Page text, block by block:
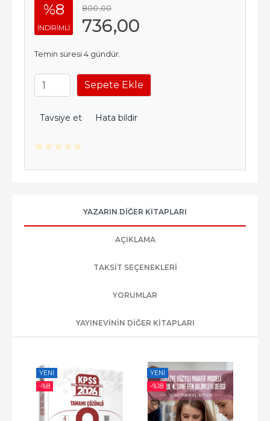
%8
INDIRIMLI
800,00
736,00
Temin süresi 4 gündür.
Sepete Ekle
Tavsiye et Hata bildir
YAZARIN DIĞER KITAPLARI
AÇIKLAMA
TAKSIT SEÇENEKLERI
YORUMLAR
YAYINEVININ DIĞER KITAPLARI
YENI
-%8
YENI
-%18